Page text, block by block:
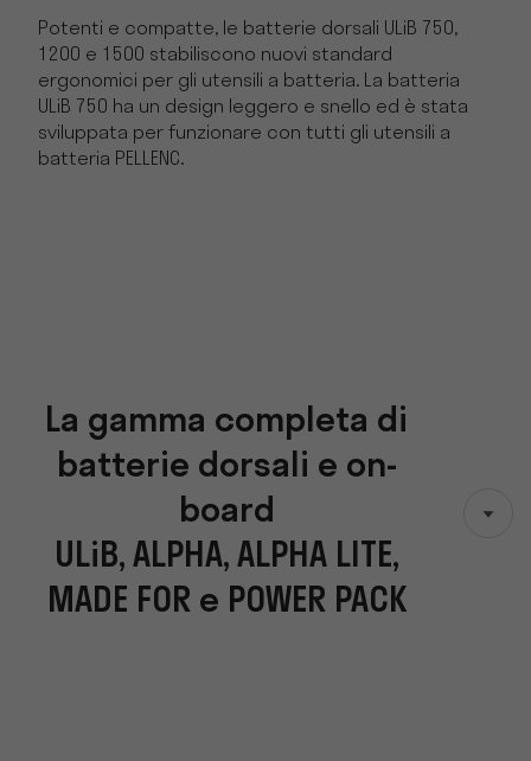
Potenti e compatte, le batterie dorsali ULiB 750,
1200 e 1500 stabiliscono nuovi standard
ergonomici per gli utensili a batteria. La batteria
ULiB 750 ha un design leggero e snello ed è stata
sviluppata per funzionare con tutti gli utensili a
batteria PELLENC.
La gamma completa di
batterie dorsali e on-
board
ULiB, ALPHA, ALPHA LITE,
MADE FOR e POWER PACK